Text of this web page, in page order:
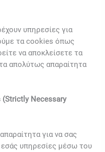
υπηρεσίες για
τα cookies όπως
να αποκλείσετε τα
απολύτως απαραίτητα
Necessary
για να σας
υπηρεσίες μέσω του